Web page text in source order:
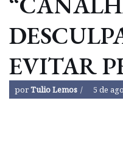
EVITAR
porTulio Lemos 5 de